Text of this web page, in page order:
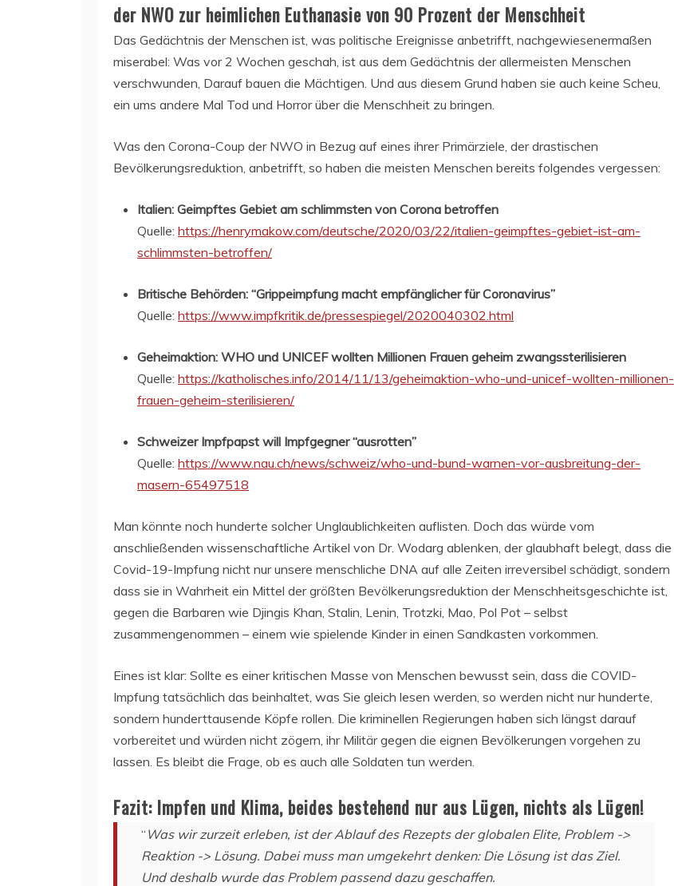
der NWO zur heimlichen Euthanasie von 90 Prozent der Menschheit
Das Gedächtnis der Menschen ist, was politische Ereignisse anbetrifft, nachgewiesenermaßen
miserabel: Was vor 2 Wochen geschah, ist aus dem Gedächtnis der allermeisten Menschen
verschwunden, Darauf bauen die Mächtigen. Und aus diesem Grund haben sie auch keine Scheu,
ein ums andere Mal Tod und Horror über die Menschheit zu bringen.
Was den Corona-Coup der NWO in Bezug auf eines ihrer Primärziele, der drastischen
Bevölkerungsreduktion, anbetrifft, so haben die meisten Menschen bereits folgendes vergessen:
Italien: Geimpftes Gebiet am schlimmsten von Corona betroffen
Quelle: https://henrymakow.com/deutsche/2020/03/22/italien-geimpftes-gebiet-ist-am-
schlimmsten-betroffen/
Britische Behörden: “Grippeimpfung macht empfänglicher für Coronavirus”
Quelle: https://www.impfkritik.de/pressespiegel/2020040302.html
Geheimaktion: WHO und UNICEF wollten Millionen Frauen geheim zwangssterilisieren
Quelle: https://katholisches.info/2014/11/13/geheimaktion-who-und-unicef-wollten-millionen-
frauen-geheim-sterilisieren/
Schweizer Impfpapst will Impfgegner “ausrotten”
Quelle: https://www.nau.ch/news/schweiz/who-und-bund-warnen-vor-ausbreitung-der-
masern-65497518
Man könnte noch hunderte solcher Unglaublichkeiten auflisten. Doch das würde vom
anschließenden wissenschaftliche Artikel von Dr. Wodarg ablenken, der glaubhaft belegt, dass die
Covid-19-Impfung nicht nur unsere menschliche DNA auf alle Zeiten irreversibel schädigt, sondern
dass sie in Wahrheit ein Mittel der größten Bevölkerungsreduktion der Menschheitsgeschichte ist,
gegen die Barbaren wie Djingis Khan, Stalin, Lenin, Trotzki, Mao, Pol Pot – selbst
zusammengenommen – einem wie spielende Kinder in einen Sandkasten vorkommen.
Eines ist klar: Sollte es einer kritischen Masse von Menschen bewusst sein, dass die COVID-
Impfung tatsächlich das beinhaltet, was Sie gleich lesen werden, so werden nicht nur hunderte,
sondern hunderttausende Köpfe rollen. Die kriminellen Regierungen haben sich längst darauf
vorbereitet und würden nicht zögern, ihr Militär gegen die eignen Bevölkerungen vorgehen zu
lassen. Es bleibt die Frage, ob es auch alle Soldaten tun werden.
Fazit: lmpfen und Klima, beides bestehend nur aus Lügen, nichts als Lügen!
“ Was wir zurzeit erleben, ist der Ablauf des Rezepts der globalen Elite, Problem ->
Reaktion -> Lösung. Dabei muss man umgekehrt denken: Die Lösung ist das Ziel.
Und deshalb wurde das Problem passend dazu geschaffen.